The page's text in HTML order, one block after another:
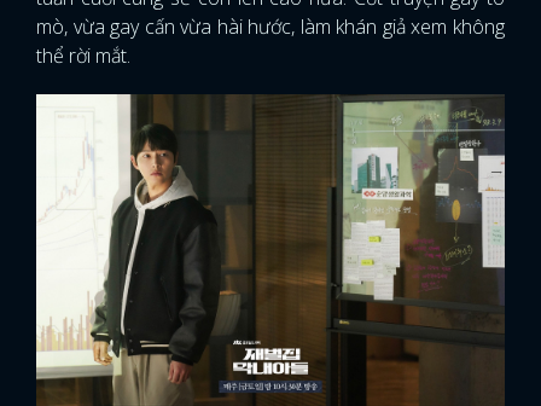
GOOGLE
mò, vừa gay cấn vừa hài hước, làm khán giả xem không
thể rời mắt.